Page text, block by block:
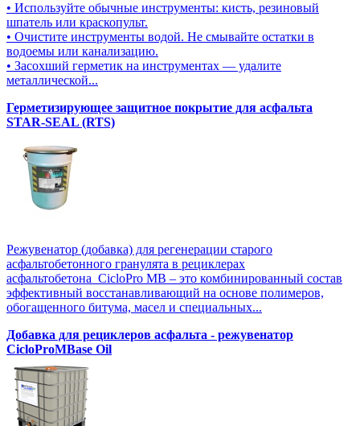
• Используйте обычные инструменты: кисть, резиновый
шпатель или краскопульт.
• Очистите инструменты водой. Не смывайте остатки в
водоемы или канализацию.
• Засохший герметик на инструментах — удалите
металлической...
Герметизирующее защитное покрытие для асфальта
STAR-SEAL (RTS)
Режувенатор (добавка) для регенерации старого
асфальтобетонного гранулята в рециклерах
асфальтобетона CicloPro MB – это комбинированный состав
эффективный восстанавливающий на основе полимеров,
обогащенного битума, масел и специальных...
Добавка для рециклеров асфальта - режувенатор
CicloProMBase Oil